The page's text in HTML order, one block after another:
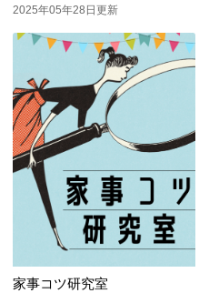
2025年05年28日更新
家事コツ研究室